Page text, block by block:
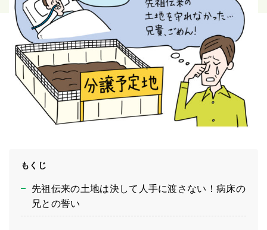
もくじ
先祖伝来の土地は決して人手に渡さない！病床の
兄との誓い